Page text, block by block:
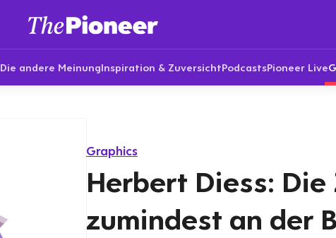
Die andere MeinungInspiration & ZuversichtPodcastsPioneer Live
Graphics
Herbert Diess:
zumindest an der